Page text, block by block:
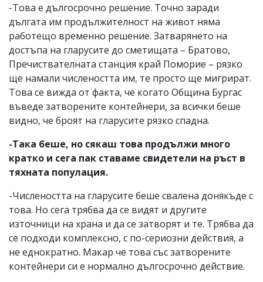
-Това е дългосрочно решение. Точно заради
дългата им продължителност на живот няма
работещо временно решение. Затварянето на
достъпа на гларусите до сметищата – Братово,
Пречиствателната станция край Поморие – рязко
ще намали числеността им, те просто ще мигрират.
Това се вижда от факта, че когато Община Бургас
въведе затворените контейнери, за всички беше
видно, че броят на гларусите рязко спадна.
-Така беше, но сякаш това продължи много
кратко и сега пак ставаме свидетели на ръст в
тяхната популация.
-Числеността на гларусите беше свалена донякъде с
това. Но сега трябва да се видят и другите
източници на храна и да се затворят и те. Трябва да
се подходи комплексно, с по-сериозни действия, а
не еднократно. Макар че това със затворените
контейнери си е нормално дългосрочно действие.